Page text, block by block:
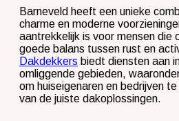
Barneveld heeft een unieke
charme en moderne
aantrekkelijk is voor mensen die
goede balans tussen rust en
Dakdekkers biedt diensten aan
omliggende gebieden,
om huiseigenaren en bedrijven
van de juiste dakoplossingen.